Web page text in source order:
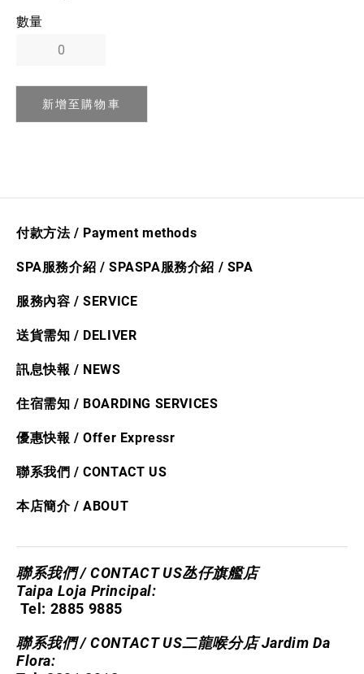
數量
新增至購物車
付款方法 / Payment methods
SPA服務介紹 / SPASPA服務介紹 / SPA
服務內容 / SERVICE
送貨需​知 / DELIVER
訊息快​報 / NEWS
住宿需知 / BOARDING SERVICES
優惠快報 /Offer Expressr
聯系我們 / CONTACT US
本店簡介 / ABOUT
聯系我們 / CONTACT US氹仔旗艦店
​Taipa Loja Principal:
Tel: 2885 9885
聯系我們 / CONTACT US二龍喉分店 Jardim Da
Flora: